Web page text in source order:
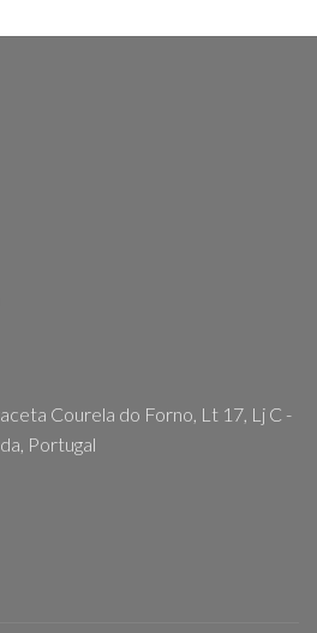
Courela do Forno, Lt 17, Lj C -
Portugal